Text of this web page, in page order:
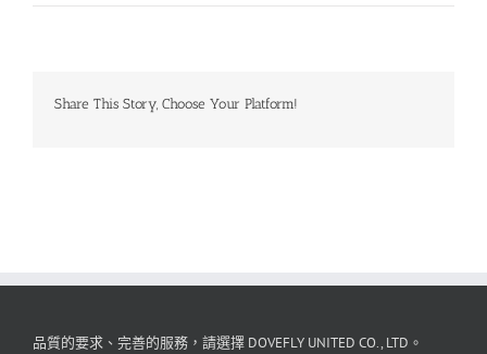
Share This Story, Choose Your Platform!
品質的要求、完善的服務，請選擇 DOVEFLY UNITED CO., LTD。